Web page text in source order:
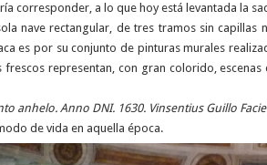
corresponder, a lo que hoy está levantada la
nave rectangular, de tres tramos sin capillas
es por su conjunto de pinturas murales
frescos representan, con gran colorido, escenas
anhelo. Anno DNI. 1630. Vinsentius Guillo
de vida en aquella época.